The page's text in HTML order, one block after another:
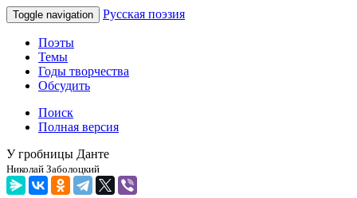
Toggle navigation Русская поэзия
Поэты
Темы
Годы творчества
Обсудить
Поиск
Полная версия
У гробницы Данте
Николай Заболоцкий